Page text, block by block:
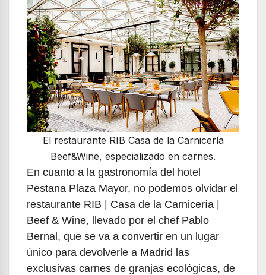
El restaurante RIB Casa de la Carnicería
Beef&Wine, especializado en carnes.
En cuanto a la gastronomía del hotel
Pestana Plaza Mayor, no podemos olvidar el
restaurante RIB | Casa de la Carnicería |
Beef & Wine, llevado por el chef Pablo
Bernal, que se va a convertir en un lugar
único para devolverle a Madrid las
exclusivas carnes de granjas ecológicas, de